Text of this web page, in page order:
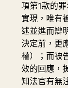
項第1款的
實現，唯有
述並進而辯
決定前，更
權）；而被
效的回應，
知法官有無